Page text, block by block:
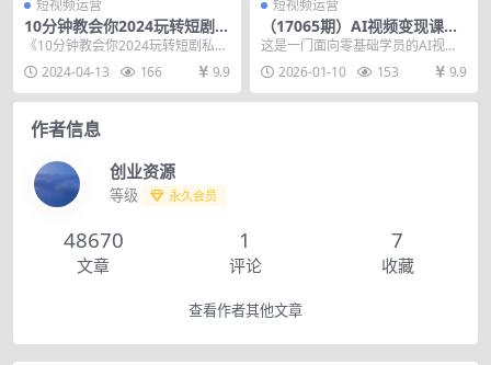
短视频运营
10分钟教会你2024玩转短剧私
域变现，小白也能轻松日入50
《10分钟教会你2024玩转短剧私域
变现，小白也能轻松日入500+》，
项目的操作...
2024-04-13 166 9.9
短视频运营
（17065期）AI视频变现课，
学完即可创作短片、接商单，
达千元
这是一门面向零基础学员的AI视频
全流程创作实战课程。课程以故事
创作与分镜设计为起...
2026-01-10 153 9.9
作者信息
创业资源
等级 永久会员
48670
文章
1
评论
7
收藏
查看作者其他文章